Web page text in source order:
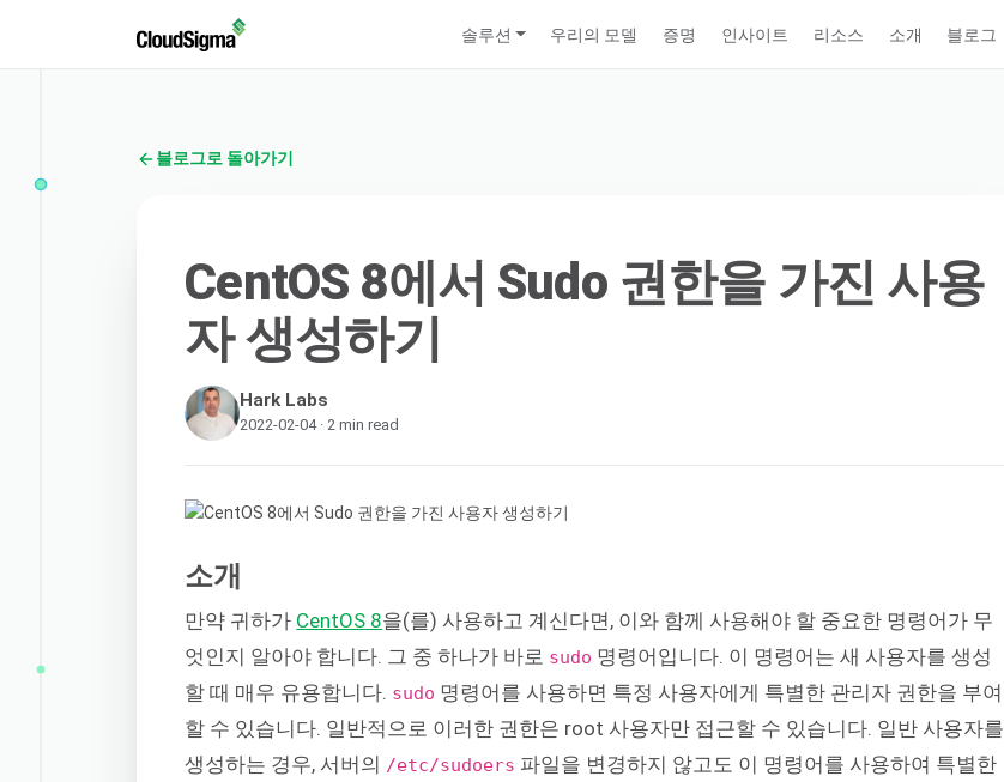
솔루션 우리의 모델 증명 인사이트 리소스 소개 블로그
블로그로 돌아가기
CentOS 8에서 Sudo 권한을 가진 사용
자 생성하기
Hark Labs
2022-02-04 · 2 min read
소개
만약 귀하가 CentOS 8을(를) 사용하고 계신다면, 이와 함께 사용해야 할 중요한 명령어가 무
엇인지 알아야 합니다. 그 중 하나가 바로 sudo 명령어입니다. 이 명령어는 새 사용자를 생성
할 때 매우 유용합니다. sudo 명령어를 사용하면 특정 사용자에게 특별한 관리자 권한을 부여
할 수 있습니다. 일반적으로 이러한 권한은 root 사용자만 접근할 수 있습니다. 일반 사용자를
생성하는 경우, 서버의 /etc/sudoers 파일을 변경하지 않고도 이 명령어를 사용하여 특별한